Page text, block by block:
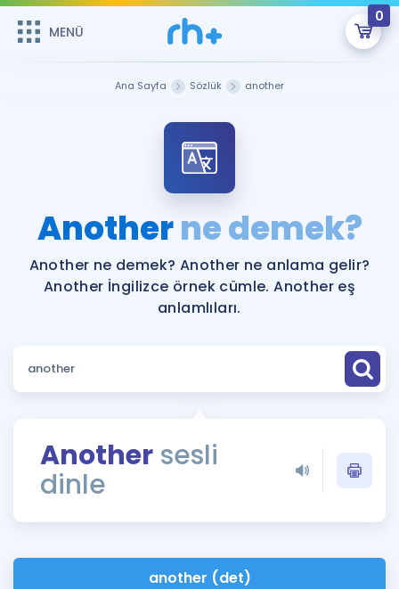
MENÜ
0
ÜYE DEĞİLİM
Sepetin Şu An Boş.
Remzi Hoca ile seni sınava hazırlayacak onlarca eğitim seni
bekliyor!
MENÜ
Faydalı Araçlar
Sözlük
Rehberlik Aracı
ÖSYM Sınav Takvimi
Hakkımızda
Ana Sayfa Sözlük another
Anotherne demek?
Another ne demek? Another ne anlama gelir?
Another İngilizce örnek cümle. Another eş
anlamlıları.
Another sesli
dinle
another (det)